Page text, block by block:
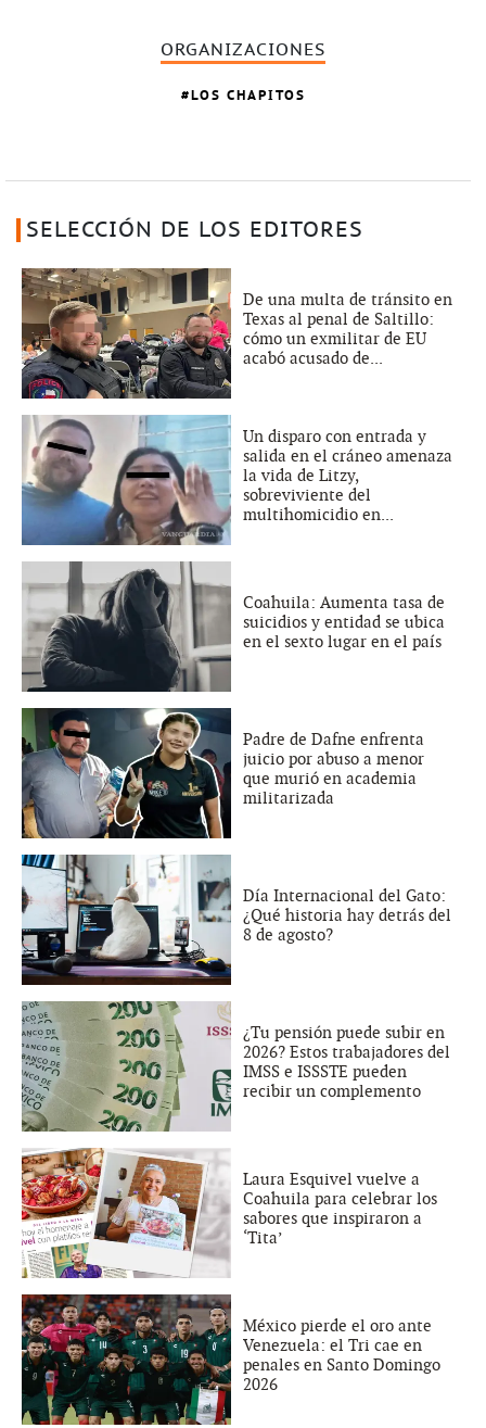
ORGANIZACIONES
LOS CHAPITOS
SELECCIÓN DE LOS EDITORES
De una multa de tránsito en
Texas al penal de Saltillo:
cómo un exmilitar de EU
acabó acusado de...
Un disparo con entrada y
salida en el cráneo amenaza
la vida de Litzy,
sobreviviente del
multihomicidio en...
Coahuila: Aumenta tasa de
suicidios y entidad se ubica
en el sexto lugar en el país
Padre de Dafne enfrenta
juicio por abuso a menor
que murió en academia
militarizada
Día Internacional del Gato:
¿Qué historia hay detrás del
8 de agosto?
¿Tu pensión puede subir en
2026? Estos trabajadores del
IMSS e ISSSTE pueden
recibir un complemento
Laura Esquivel vuelve a
Coahuila para celebrar los
sabores que inspiraron a
‘Tita’
México pierde el oro ante
Venezuela: el Tri cae en
penales en Santo Domingo
2026